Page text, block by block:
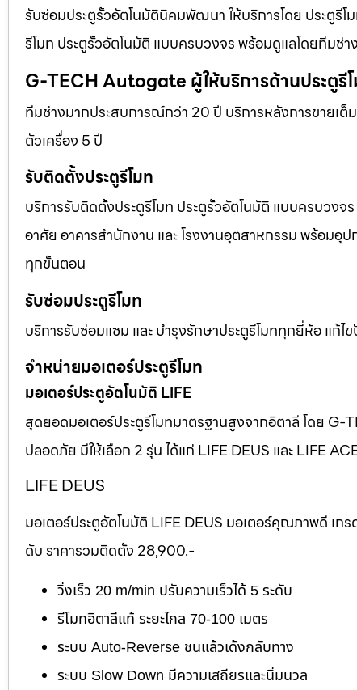
รับซ่อมประตูรั้วอัตโนมัตินิคมพัฒนา ให้บริการโดย ประตูรี
รีโมท ประตูรั้วอัตโนมัติ แบบครบวงจร พร้อมดูแลโดยทีม
G-TECH Autogate ผู้ให้บริการด้านประตูรี
ทีมช่างมากประสบการณ์กว่า 20 ปี บริการหลังการขายเต็
ตัวเครื่อง 5 ปี
รับติดตั้งประตูรีโมท
บริการรับติดตั้งประตูรีโมท ประตูรั้วอัตโนมัติ แบบครบวง
อาศัย อาคารสำนักงาน และ โรงงานอุตสาหกรรม พร้อ
ทุกขั้นตอน
รับซ่อมประตูรีโมท
บริการรับซ่อมแซม และ บำรุงรักษาประตูรีโมททุกยี่ห้อ แก้
จำหน่ายมอเตอร์ประตูรีโมท
มอเตอร์ประตูอัตโนมัติ LIFE
สุดยอดมอเตอร์ประตูรีโมทมาตรฐานสูงจากอิตาลี โดย G-
ปลอดภัย มีให้เลือก 2 รุ่น ได้แก่ LIFE DEUS และ LIFE
LIFE DEUS
มอเตอร์ประตูอัตโนมัติ LIFE DEUS มอเตอร์คุณภาพดี เก
ดับ ราคารวมติดตั้ง 28,900.-
วิ่งเร็ว 20 m/min ปรับความเร็วได้ 5 ระดับ
รีโมทอิตาลีแท้ ระยะไกล 70-100 เมตร
ระบบ Auto-Reverse ชนแล้วเด้งกลับทาง
ระบบ Slow Down มีความเสถียรและนิ่มนวล